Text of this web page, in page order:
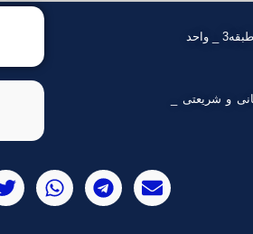
تبریز _ ولیعصر _ خیابان اوحدی _ساختمان رهبری _ طبقه3 _ واحد
و شریعتی _